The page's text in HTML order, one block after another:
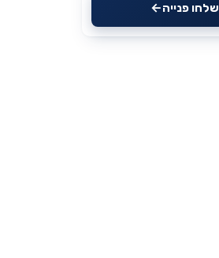
שלחו פנייה